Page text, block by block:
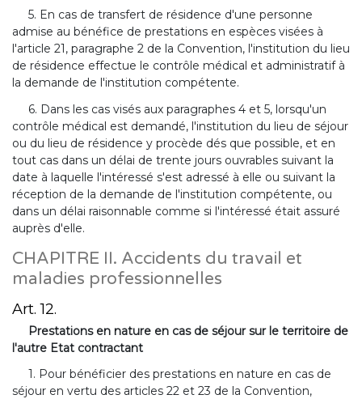
5. En cas de transfert de résidence d'une personne
admise au bénéfice de prestations en espèces visées à
l'article 21, paragraphe 2 de la Convention, l'institution du lieu
de résidence effectue le contrôle médical et administratif à
la demande de l'institution compétente.
6. Dans les cas visés aux paragraphes 4 et 5, lorsqu'un
contrôle médical est demandé, l'institution du lieu de séjour
ou du lieu de résidence y procède dés que possible, et en
tout cas dans un délai de trente jours ouvrables suivant la
date à laquelle l'intéressé s'est adressé à elle ou suivant la
réception de la demande de l'institution compétente, ou
dans un délai raisonnable comme si l'intéressé était assuré
auprès d'elle.
CHAPITRE II. Accidents du travail et
maladies professionnelles
Art. 12.
Prestations en nature en cas de séjour sur le territoire de
l'autre Etat contractant
1. Pour bénéficier des prestations en nature en cas de
séjour en vertu des articles 22 et 23 de la Convention,